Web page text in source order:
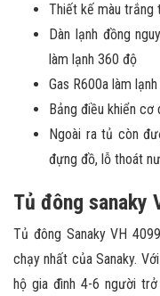
Thiết kế màu trắng
Dàn lạnh đồng
làm lạnh 360 độ
Gas R600a làm
Bảng điều khiển cơ
Ngoài ra tủ còn
đựng đồ, lỗ thoát
Tủ đông sanaky
Tủ đông Sanaky VH
chạy nhất của Sanaky.
hộ gia đình 4-6 người